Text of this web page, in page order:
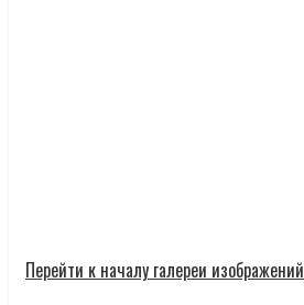
Перейти к началу галереи изображений